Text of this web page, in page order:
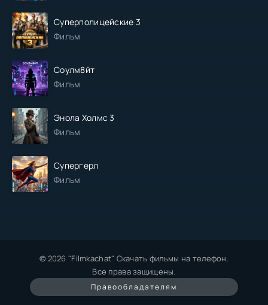
Суперполицейские 3
Фильм
Соулм8йт
Фильм
Энола Холмс 3
Фильм
Супергерл
Фильм
© 2026 "Filmkachat" Скачать фильмы на телефон.
Все права защищены.
Правообладателям